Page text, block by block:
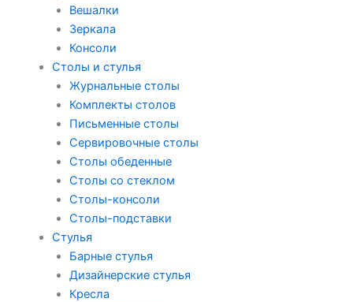
Вешалки
Зеркала
Консоли
Столы и стулья
Журнальные столы
Комплекты столов
Письменные столы
Сервировочные столы
Столы обеденные
Столы со стеклом
Столы-консоли
Столы-подставки
Стулья
Барные стулья
Дизайнерские стулья
Кресла